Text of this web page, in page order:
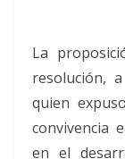
La
resolución,
quien
convivencia
en el